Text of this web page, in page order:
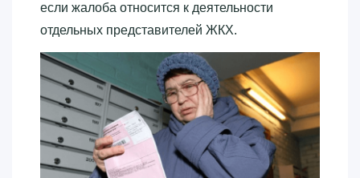
если жалоба относится к деятельности
отдельных представителей ЖКХ.